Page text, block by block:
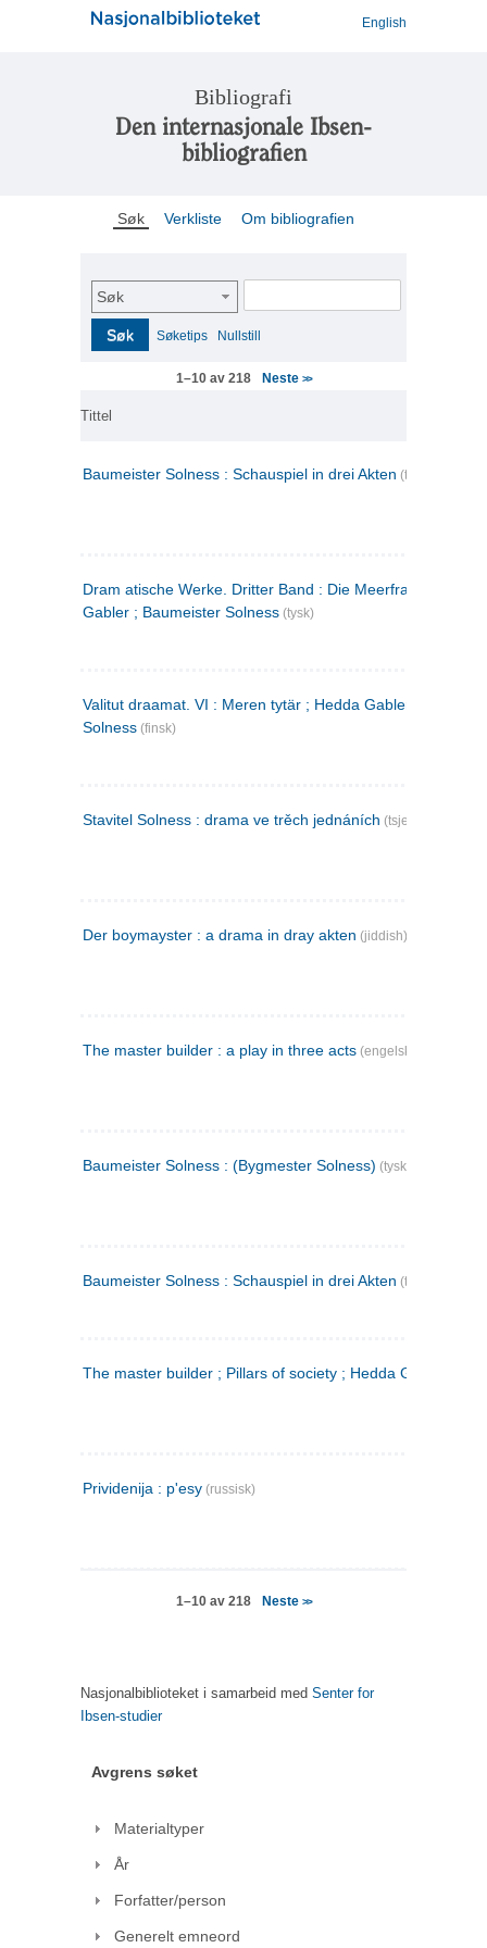
English
Bibliografi
Den internasjonale Ibsen-
bibliografien
Søk Verkliste Om bibliografien
Søk
Søk Søketips Nullstill
1–10 av 218 Neste >>
Tittel
Baumeister Solness : Schauspiel in drei Akten (tysk)
Dram atische Werke. Dritter Band : Die Meerfrau ; Hedda
Gabler ; Baumeister Solness (tysk)
Valitut draamat. VI : Meren tytär ; Hedda Gabler ;
Solness (finsk)
Stavitel Solness : drama ve trěch jednáních (tsjekkisk)
Der boymayster : a drama in dray akten (jiddish)
The master builder : a play in three acts (engelsk)
Baumeister Solness : (Bygmester Solness) (tysk)
Baumeister Solness : Schauspiel in drei Akten (tysk)
The master builder ; Pillars of society ; Hedda Gabler
Prividenija : p'esy (russisk)
1–10 av 218 Neste >>
Nasjonalbiblioteket i samarbeid med Senter for
Ibsen-studier
Avgrens søket
Materialtyper
År
Forfatter/person
Generelt emneord